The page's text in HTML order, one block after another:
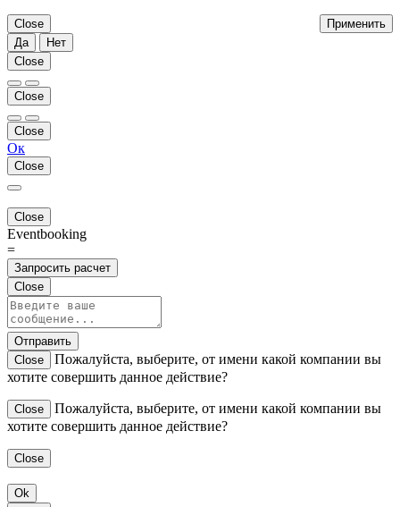
Применить
Close
Да
Нет
Close
Close
Close
Ок
Close
Close
Eventbooking
=
Запросить расчет
Close
Отправить
Close
Пожалуйста, выберите, от имени какой компании вы
хотите совершить данное действие?
Close
Пожалуйста, выберите, от имени какой компании вы
хотите совершить данное действие?
Close
Ok